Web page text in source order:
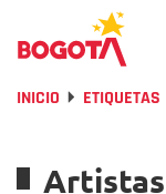
INICIO ETIQUETAS